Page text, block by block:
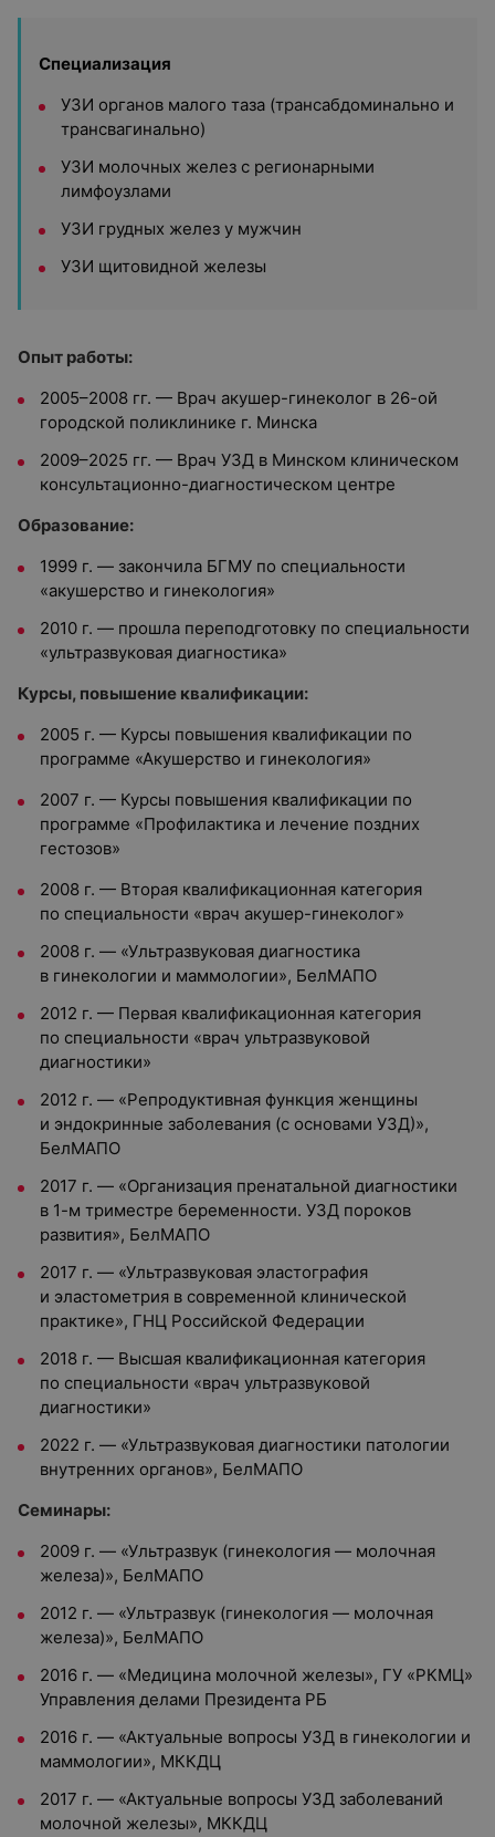
Специализация
УЗИ органов малого таза (трансабдоминально и
трансвагинально)
УЗИ молочных желез с регионарными
лимфоузлами
УЗИ грудных желез у мужчин
УЗИ щитовидной железы
Опыт работы:
2005–2008 гг. — Врач акушер-гинеколог в 26-ой
городской поликлинике г. Минска
2009–2025 гг. — Врач УЗД в Минском клиническом
консультационно-диагностическом центре
Образование:
1999 г. — закончила БГМУ по специальности
«акушерство и гинекология»
2010 г. — прошла переподготовку по специальности
«ультразвуковая диагностика»
Курсы, повышение квалификации:
2005 г. — Курсы повышения квалификации по
программе «Акушерство и гинекология»
2007 г. — Курсы повышения квалификации по
программе «Профилактика и лечение поздних
гестозов»
2008 г. — Вторая квалификационная категория
по специальности «врач акушер-гинеколог»
2008 г. — «Ультразвуковая диагностика
в гинекологии и маммологии», БелМАПО
2012 г. — Первая квалификационная категория
по специальности «врач ультразвуковой
диагностики»
2012 г. — «Репродуктивная функция женщины
и эндокринные заболевания (с основами УЗД)»,
БелМАПО
2017 г. — «Организация пренатальной диагностики
в 1-м триместре беременности. УЗД пороков
развития», БелМАПО
2017 г. — «Ультразвуковая эластография
и эластометрия в современной клинической
практике», ГНЦ Российской Федерации
2018 г. — Высшая квалификационная категория
по специальности «врач ультразвуковой
диагностики»
2022 г. — «Ультразвуковая диагностики патологии
внутренних органов», БелМАПО
Семинары:
2009 г. — «Ультразвук (гинекология — молочная
железа)», БелМАПО
2012 г. — «Ультразвук (гинекология — молочная
железа)», БелМАПО
2016 г. — «Медицина молочной железы», ГУ «РКМЦ»
Управления делами Президента РБ
2016 г. — «Актуальные вопросы УЗД в гинекологии и
маммологии», МККДЦ
2017 г. — «Актуальные вопросы УЗД заболеваний
молочной железы», МККДЦ